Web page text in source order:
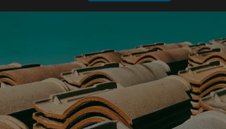
Réparation de
toiture 76
Urgence fuite
de toiture 76
de toiture
tuile 76